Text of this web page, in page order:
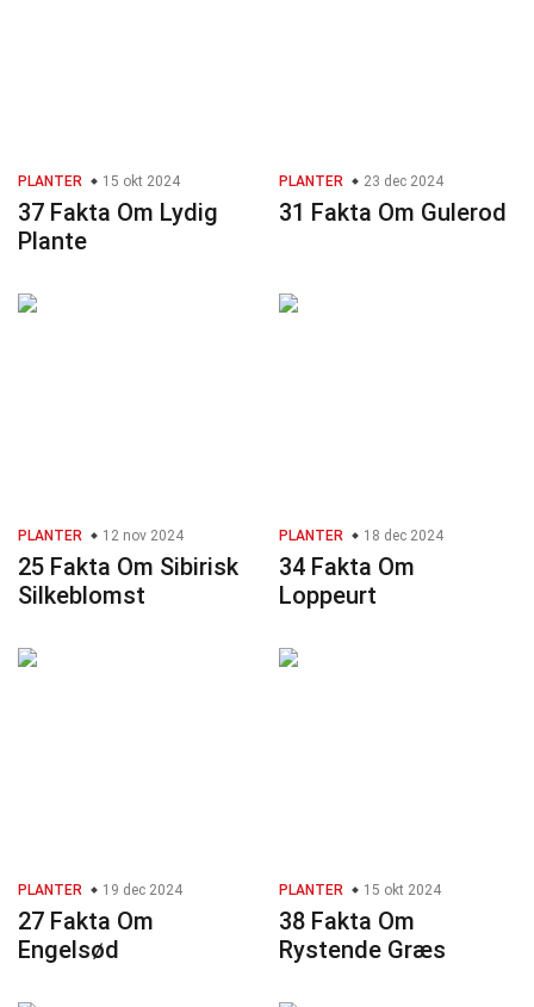
PLANTER 15 okt 2024
37 Fakta Om Lydig
Plante
PLANTER 23 dec 2024
31 Fakta Om Gulerod
PLANTER 12 nov 2024
25 Fakta Om Sibirisk
Silkeblomst
PLANTER 18 dec 2024
34 Fakta Om
Loppeurt
PLANTER 19 dec 2024
27 Fakta Om
Engelsød
PLANTER 15 okt 2024
38 Fakta Om
Rystende Græs